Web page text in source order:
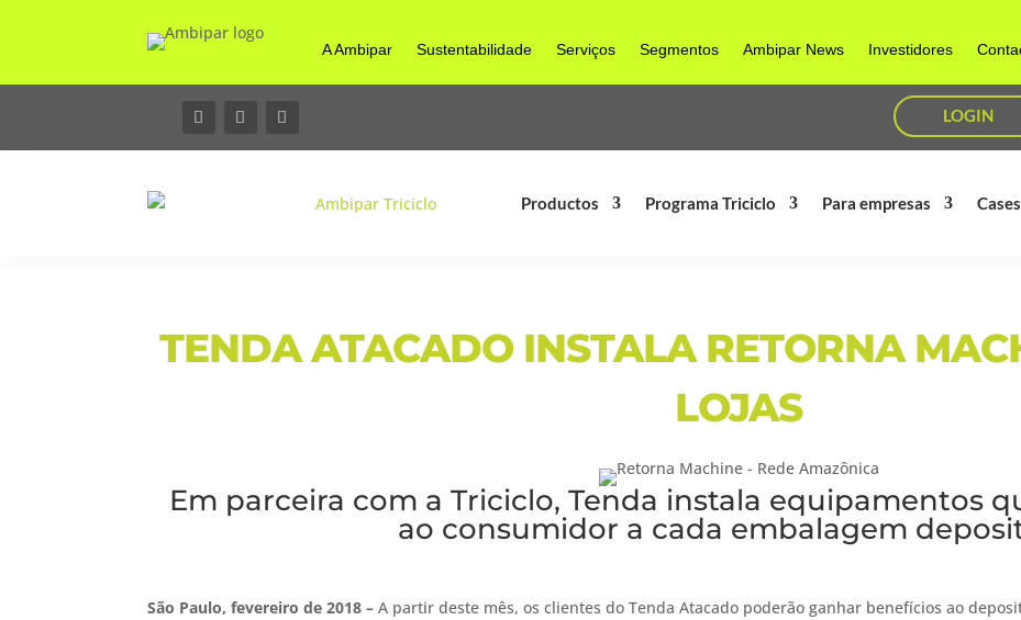
A Ambipar Sustentabilidade Serviços Segmentos Ambipar News Investidores
LOGIN
Productos Programa Triciclo Para empresas Cases
TENDA ATACADO INSTALA RETORNA
LOJAS
Em parceira com a Triciclo, Tenda instala equipamentos
ao consumidor a cada embalagem
São Paulo, fevereiro de 2018 – A partir deste mês, os clientes do Tenda Atacado poderão ganhar benefícios ao